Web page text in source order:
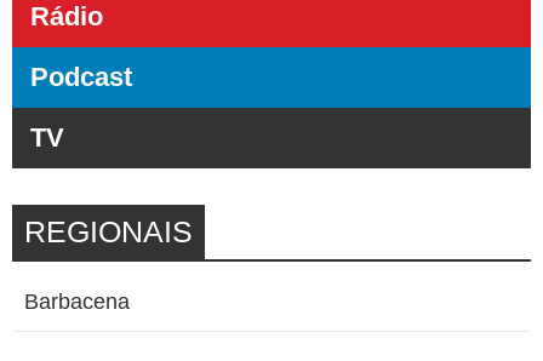
Rádio
Podcast
TV
REGIONAIS
Barbacena